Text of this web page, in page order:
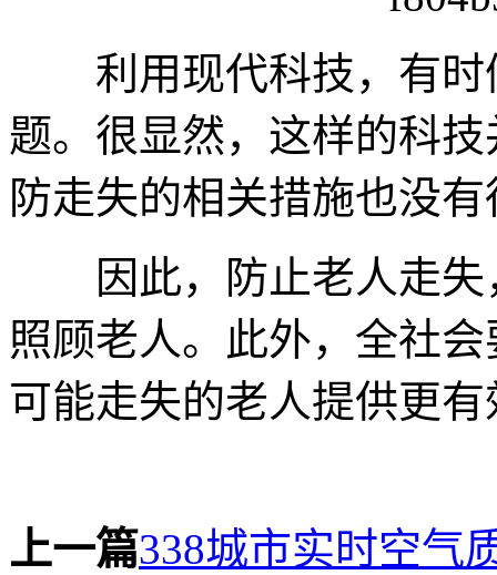
利用现代科技，有时
题。很显然，这样的科
防走失的相关措施也没
因此，防止老人走失
照顾老人。此外，全社
可能走失的老人提供更
上一篇338城市实时空气